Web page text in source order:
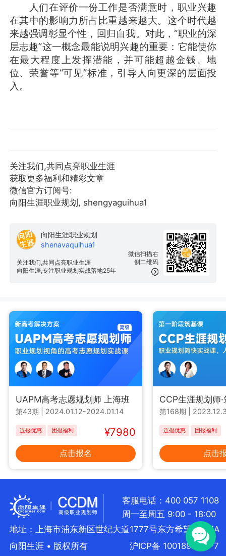
人们在评价一份工作是否满意时，职业兴趣
在其中的影响力所占比重越来越大。这个时代越
来越强调彰显个性，回归自我。对此，“职业的深
层志趣”这一概念最能说明兴趣的重要：它能使你
在最大程度上发挥潜能，并可能超越金钱、地
位、荣誉等“可见”标准，引导人向更深的层面投
入。
关注我们,共同点亮职业生涯
获取更多福利和精彩文章
微信官方订阅号:
向阳生涯职业规划, shengyaguihua1
微信扫描右
侧二维码
向阳生涯职业规划
shenavaquihua1
关注我们,共同点亮职业生涯
向阳生涯,专注职业规划实战落地25年
UAPM高考志愿规划师 上海班
第43期 2024.01.12-2024.01.14
连报优惠 团报福利 ¥7980
点击报名
CCP生涯规划师
第168期
连报优惠 团报福利
点击
客服电话：400 057 1108
周一至周五 9:00 - 18:00
地址：上海市浦东新区世纪大道1777号东方希望大厦5A
向阳生涯 • 版权所有
沪ICP备 10018957号-7